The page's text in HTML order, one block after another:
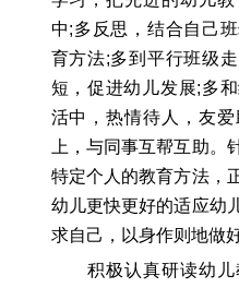
中;多反思，结合自己
育方法;多到平行班级
短，促进幼儿发展;多
活中，热情待人，友
上，与同事互帮互助。
特定个人的教育方法，
幼儿更快更好的适应幼
求自己，以身作则地做
积极认真研读幼儿